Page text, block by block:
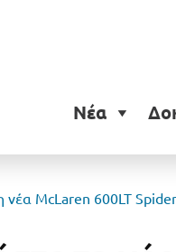
Νέα
νέα McLaren 600LT Spider